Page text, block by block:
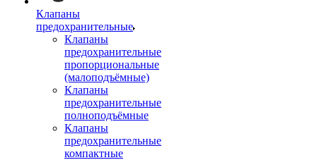
Клапаны
предохранительные
Клапаны
предохранительные
пропорциональные
(малоподъёмные)
Клапаны
предохранительные
полноподъёмные
Клапаны
предохранительные
компактные